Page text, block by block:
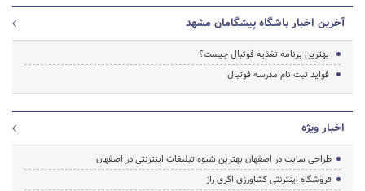
آخرین اخبار باشگاه پیشگامان مشهد
بهترین برنامه تغذیه فوتبال چیست؟
فواید ثبت نام مدرسه فوتبال
اخبار ویژه
طراحی سایت در اصفهان بهترین شیوه تبلیغات اینترنتی در اصفهان
فروشگاه اینترنتی کشاورزی اگری راز